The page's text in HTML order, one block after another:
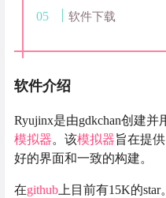
软件下载
软件介绍
Ryujinx是由gdkchan创建并
模拟器。该模拟器旨在提
好的界面和一致的构建。
在github 上目前有15K的